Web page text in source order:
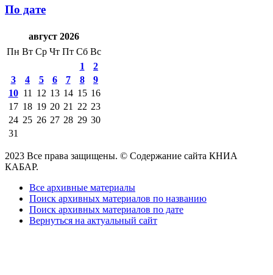
По дате
август 2026
Пн Вт Ср Чт Пт Сб Вс
1
2
3
4 5 6 7 8
9
10 11 12 13 14 15 16
17 18 19 20 21 22 23
24 25 26 27 28 29 30
31
2023 Все права защищены. © Содержание сайта КНИА
КАБАР.
Все архивные материалы
Поиск архивных материалов по названию
Поиск архивных материалов по дате
Вернуться на актуальный сайт